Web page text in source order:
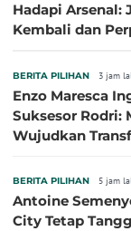
Hadapi Arsenal:
Kembali dan
BERITA PILIHAN 3 jam
Enzo Maresca
Suksesor Rodri:
Wujudkan
BERITA PILIHAN 5 jam
Antoine
City Tetap